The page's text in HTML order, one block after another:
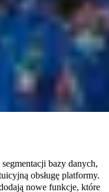
bazy danych,
obsługę platformy.
nowe funkcje, które